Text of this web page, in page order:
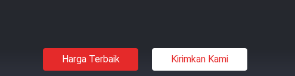
Harga Terbaik Kirimkan Kami